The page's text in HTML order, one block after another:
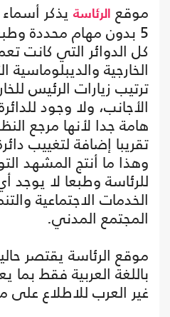
موقع
الرئاسة
5 بدون مهام محددة
كل الدوائر التي كانت
الخارجية
ترتيب زيارات الرئيس
الأجانب، ولا وجود
هامة جدا لأنها مرجع
تقريبا إضافة لتغييب
وهذا ما أنتج المشهد
للرئاسة وطبعا لا
الخدمات الاجتماعية
المجتمع المدني.
موقع الرئاسة يقتصر
باللغة العربية فقط
غير العرب للاطلاع على